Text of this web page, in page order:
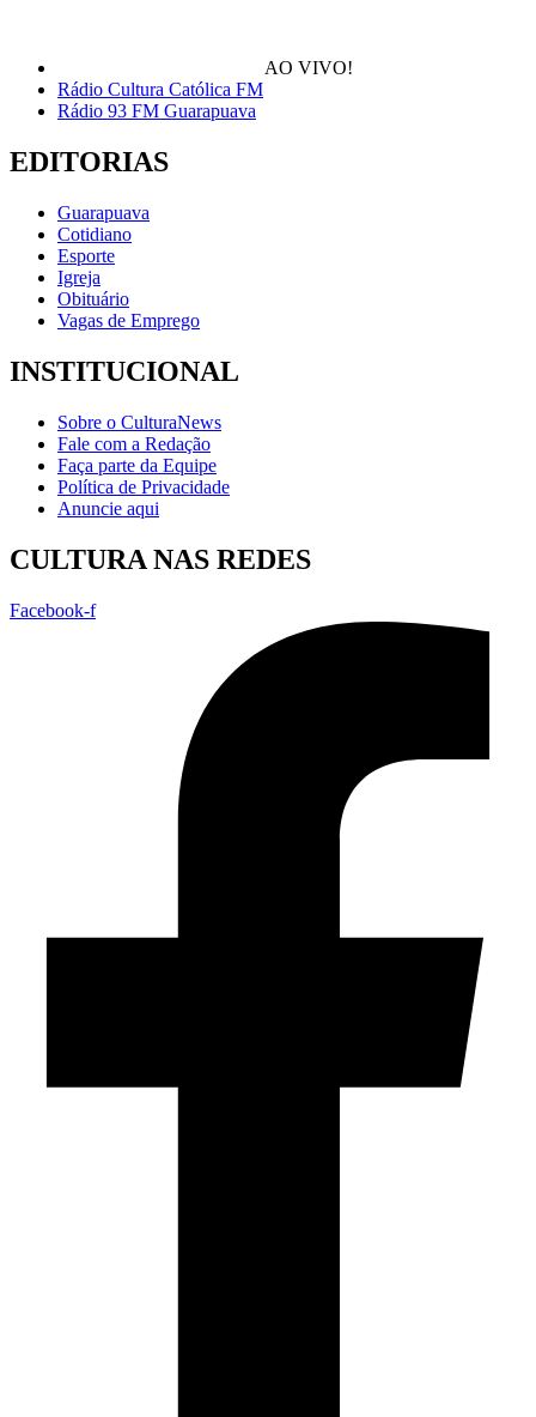
AO VIVO!
Rádio Cultura Católica FM
Rádio 93 FM Guarapuava
EDITORIAS
Guarapuava
Cotidiano
Esporte
Igreja
Obituário
Vagas de Emprego
INSTITUCIONAL
Sobre o CulturaNews
Fale com a Redação
Faça parte da Equipe
Política de Privacidade
Anuncie aqui
CULTURA NAS REDES
Facebook-f